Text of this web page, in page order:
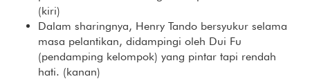
(kiri)
Dalam sharingnya, Henry Tando bersyukur selama
masa pelantikan, didampingi oleh Dui Fu
(pendamping kelompok) yang pintar tapi rendah
hati. (kanan)